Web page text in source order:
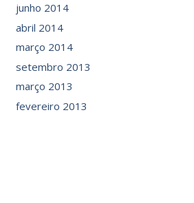
junho 2014
abril 2014
março 2014
setembro 2013
março 2013
fevereiro 2013